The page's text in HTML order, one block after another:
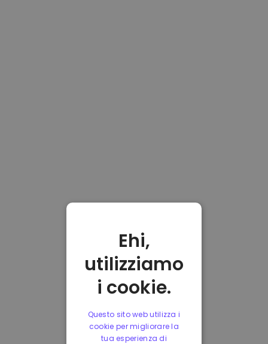
Ehi,
utilizziamo
i cookie.
Questo sito web utilizza i
cookie per migliorare la
tua esperienza di